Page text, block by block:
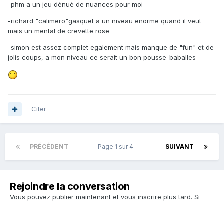
-phm a un jeu dénué de nuances pour moi
-richard "calimero"gasquet a un niveau enorme quand il veut
mais un mental de crevette rose
-simon est assez complet egalement mais manque de "fun" et de
jolis coups, a mon niveau ce serait un bon pousse-baballes
Citer
PRÉCÉDENT SUIVANT
Page 1 sur 4
Rejoindre la conversation
Vous pouvez publier maintenant et vous inscrire plus tard. Si